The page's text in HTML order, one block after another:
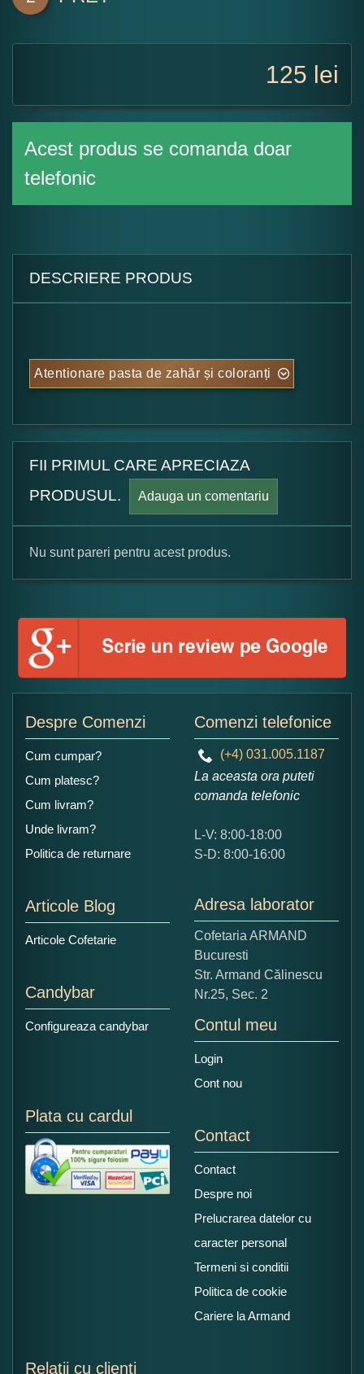
125 lei
Acest produs se comanda doar
telefonic
DESCRIERE PRODUS
Atentionare pasta de zahăr și coloranți
FII PRIMUL CARE APRECIAZA
PRODUSUL.
Adauga un comentariu
Formular pareri client
Numele dumneavoastra:
Ce nota acordati acestui produs?
5
Copiati alaturi numarul din imagine:
Nu sunt pareri pentru acest produs.
Despre Comenzi
Cum cumpar?
Cum platesc?
Cum livram?
Unde livram?
Politica de returnare
Articole Blog
Articole Cofetarie
Candybar
Configureaza candybar
Comenzi telefonice
(+4) 031.005.1187
La aceasta ora puteti
comanda telefonic
L-V: 8:00-18:00
S-D: 8:00-16:00
Adresa laborator
Cofetaria ARMAND
Bucuresti
Str. Armand Călinescu
Nr.25, Sec. 2
Contul meu
Login
Cont nou
Plata cu cardul
Contact
Contact
Despre noi
Prelucrarea datelor cu
caracter personal
Termeni si conditii
Politica de cookie
Cariere la Armand
Relatii cu clienti